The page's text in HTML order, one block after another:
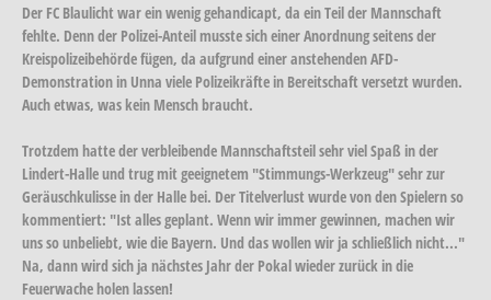
Der FC Blaulicht war ein wenig gehandicapt, da ein Teil der Mannschaft
fehlte. Denn der Polizei-Anteil musste sich einer Anordnung seitens der
Kreispolizeibehörde fügen, da aufgrund einer anstehenden AFD-
Demonstration in Unna viele Polizeikräfte in Bereitschaft versetzt wurden.
Auch etwas, was kein Mensch braucht.
Trotzdem hatte der verbleibende Mannschaftsteil sehr viel Spaß in der
Lindert-Halle und trug mit geeignetem "Stimmungs-Werkzeug" sehr zur
Geräuschkulisse in der Halle bei. Der Titelverlust wurde von den Spielern so
kommentiert: "Ist alles geplant. Wenn wir immer gewinnen, machen wir
uns so unbeliebt, wie die Bayern. Und das wollen wir ja schließlich nicht..."
Na, dann wird sich ja nächstes Jahr der Pokal wieder zurück in die
Feuerwache holen lassen!